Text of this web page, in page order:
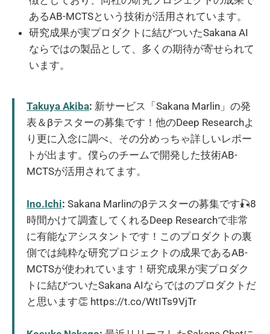
あるAB-MCTSという技術が活用されています。
研究成果が実プロダクトに結びついたSakana AI
ならではの製品として、多くの期待が寄せられて
います。
Takuya Akiba: 新サービス「Sakana Marlin」の発
表＆βテスターの募集です！他のDeep Researchよ
り更に入念に調べ、その分めっちゃ詳しいレポー
トが出ます。僕らのチームで開発した技術AB-
MCTSが活用されてます。
Ino.Ichi: Sakana Marlinのβテスターの募集です🎣8
時間かけて調査してくれるDeep Researchで非常
に有能なアシスタントです！このプロダクトの裏
側では純粋な研究プロジェクトの成果であるAB-
MCTSが使われています！研究成果が実プロダク
トに結びついたSakana AIならではのプロダクトだ
と思います👏 https://t.co/WtITs9VjTr